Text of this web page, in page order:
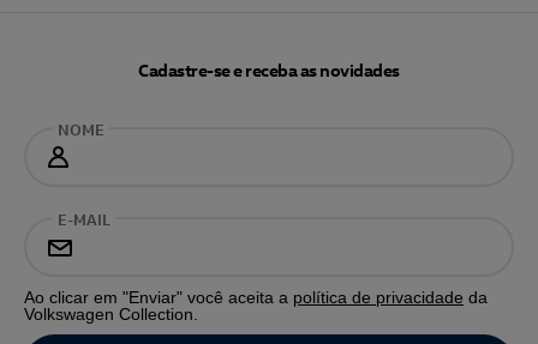
Cadastre-se e receba as novidades
NOME
E-MAIL
Ao clicar em "Enviar" você aceita a política de privacidade da
Volkswagen Collection.